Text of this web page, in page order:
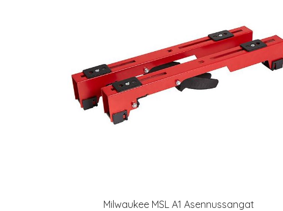
Milwaukee MSL A1 Asennussangat